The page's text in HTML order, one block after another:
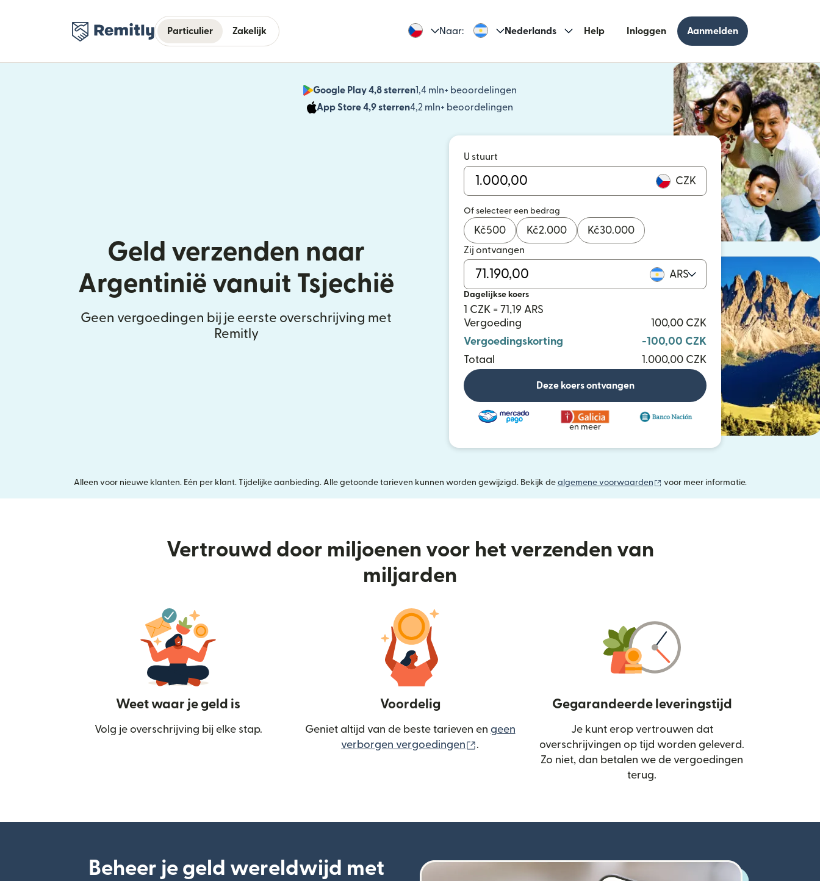
Particulier Zakelijk Naar: Nederlands Help Inloggen Aanmelden
Google Play 4,8 sterren1,4 mln+ beoordelingen
(wordt geopend in een nieuw venster)
App Store 4,9 sterren4,2 mln+ beoordelingen
(wordt geopend in een nieuw venster)
Geld verzenden naar
Argentinië vanuit Tsjechië
Geen vergoedingen bij je eerste overschrijving met
Remitly
U stuurt
CZK
Of selecteer een bedrag
Kč500 Kč2.000 Kč30.000
Zij ontvangen
ARS
Dagelijkse koers
1 CZK = 71,19 ARS
Vergoeding
100,00 CZK
Vergoedingskorting
-100,00 CZK
Totaal
1.000,00 CZK
Deze koers ontvangen
en meer
Alleen voor nieuwe klanten. Eén per klant. Tijdelijke aanbieding. Alle getoonde tarieven kunnen worden gewijzigd. Bekijk de algemene voorwaarden (wordt geopend in een nieuw venster)
voor meer informatie.
Vertrouwd door miljoenen voor het verzenden van
miljarden
Weet waar je geld is
Volg je overschrijving bij elke stap.
Voordelig
Geniet altijd van de beste tarieven en geen
verborgen vergoedingen
(wordt geopend in een nieuw venster)
.
Gegarandeerde leveringstijd
Je kunt erop vertrouwen dat
overschrijvingen op tijd worden geleverd.
Zo niet, dan betalen we de vergoedingen
terug.
Beheer je geld wereldwijd met